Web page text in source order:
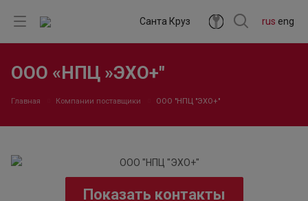
rus eng
Санта Круз
ООО «НПЦ »ЭХО+"
Главная Компании поставщики ООО "НПЦ "ЭХО+"
Показать контакты